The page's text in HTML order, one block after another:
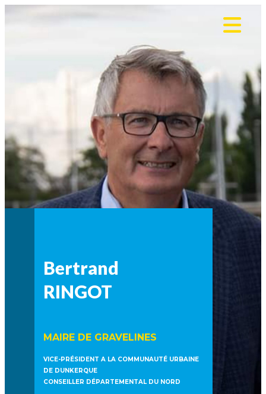
Bertrand
RINGOT
MAIRE DE GRAVELINES
VICE-PRÉSIDENT A LA COMMUNAUTÉ URBAINE
DE DUNKERQUE
CONSEILLER DÉPARTEMENTAL DU NORD
Panneau de gestion des cookies